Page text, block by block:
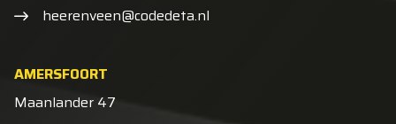
heerenveen@codedeta.nl
AMERSFOORT
Maanlander 47